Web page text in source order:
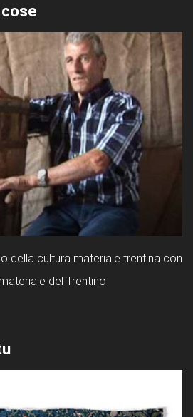
della cultura materiale trentina con
del Trentino